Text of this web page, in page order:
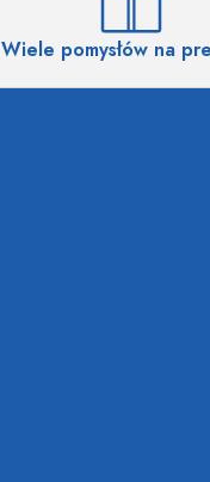
Wiele pomysłów na